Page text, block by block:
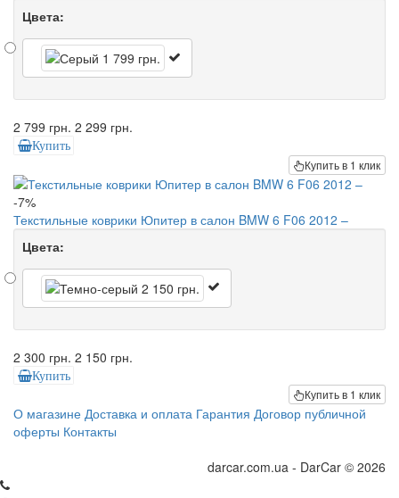
Цвета:
2 799 грн. 2 299 грн.
Купить
Купить в 1 клик
-7%
Текстильные коврики Юпитер в салон BMW 6 F06 2012 –
Цвета:
2 300 грн. 2 150 грн.
Купить
Купить в 1 клик
О магазине Доставка и оплата Гарантия Договор публичной
оферты Контакты
darcar.com.ua - DarCar © 2026